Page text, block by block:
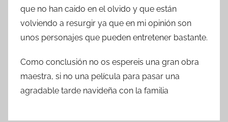
que no han caido en el olvido y que están
volviendo a resurgir ya que en mi opinión son
unos personajes que pueden entretener bastante.
Como conclusión no os espereis una gran obra
maestra, si no una película para pasar una
agradable tarde navideña con la familia